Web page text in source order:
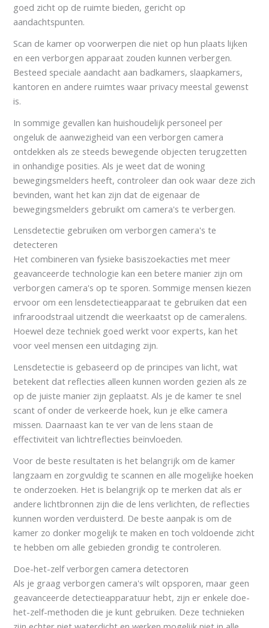
goed zicht op de ruimte bieden, gericht op
aandachtspunten.
Scan de kamer op voorwerpen die niet op hun plaats lijken
en een verborgen apparaat zouden kunnen verbergen.
Besteed speciale aandacht aan badkamers, slaapkamers,
kantoren en andere ruimtes waar privacy meestal gewenst
is.
In sommige gevallen kan huishoudelijk personeel per
ongeluk de aanwezigheid van een verborgen camera
ontdekken als ze steeds bewegende objecten terugzetten
in onhandige posities. Als je weet dat de woning
bewegingsmelders heeft, controleer dan ook waar deze zich
bevinden, want het kan zijn dat de eigenaar de
bewegingsmelders gebruikt om camera's te verbergen.
Lensdetectie gebruiken om verborgen camera's te
detecteren
Het combineren van fysieke basiszoekacties met meer
geavanceerde technologie kan een betere manier zijn om
verborgen camera's op te sporen. Sommige mensen kiezen
ervoor om een lensdetectieapparaat te gebruiken dat een
infraroodstraal uitzendt die weerkaatst op de cameralens.
Hoewel deze techniek goed werkt voor experts, kan het
voor veel mensen een uitdaging zijn.
Lensdetectie is gebaseerd op de principes van licht, wat
betekent dat reflecties alleen kunnen worden gezien als ze
op de juiste manier zijn geplaatst. Als je de kamer te snel
scant of onder de verkeerde hoek, kun je elke camera
missen. Daarnaast kan te ver van de lens staan de
effectiviteit van lichtreflecties beïnvloeden.
Voor de beste resultaten is het belangrijk om de kamer
langzaam en zorgvuldig te scannen en alle mogelijke hoeken
te onderzoeken. Het is belangrijk op te merken dat als er
andere lichtbronnen zijn die de lens verlichten, de reflecties
kunnen worden verduisterd. De beste aanpak is om de
kamer zo donker mogelijk te maken en toch voldoende zicht
te hebben om alle gebieden grondig te controleren.
Doe-het-zelf verborgen camera detectoren
Als je graag verborgen camera's wilt opsporen, maar geen
geavanceerde detectieapparatuur hebt, zijn er enkele doe-
het-zelf-methoden die je kunt gebruiken. Deze technieken